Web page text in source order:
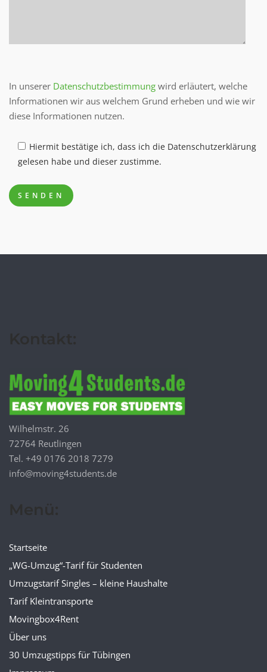
In unserer Datenschutzbestimmung wird erläutert, welche
Informationen wir aus welchem Grund erheben und wie wir
diese Informationen nutzen.
Hiermit bestätige ich, dass ich die Datenschutzerklärung
gelesen habe und dieser zustimme.
Wilhelmstr. 26
72764 Reutlingen
Tel. +49 0176 2018 7279
info@moving4students.de
Startseite
„WG-Umzug“-Tarif für Studenten
Umzugstarif Singles – kleine Haushalte
Tarif Kleintransporte
Movingbox4Rent
Über uns
30 Umzugstipps für Tübingen